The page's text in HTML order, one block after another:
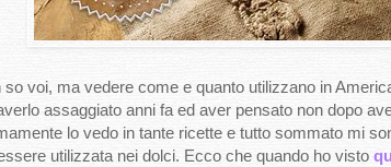
ma vedere come e quanto utilizzano in America
assaggiato anni fa ed aver pensato non dopo
lo vedo in tante ricette e tutto sommato mi
utilizzata nei dolci. Ecco che quando ho visto